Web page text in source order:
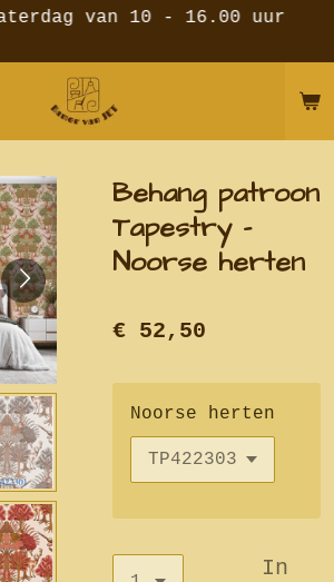
van 10 - 16.00 uur
Behang patroon
Tapestry -
Noorse herten
€ 52,50
Noorse herten
In